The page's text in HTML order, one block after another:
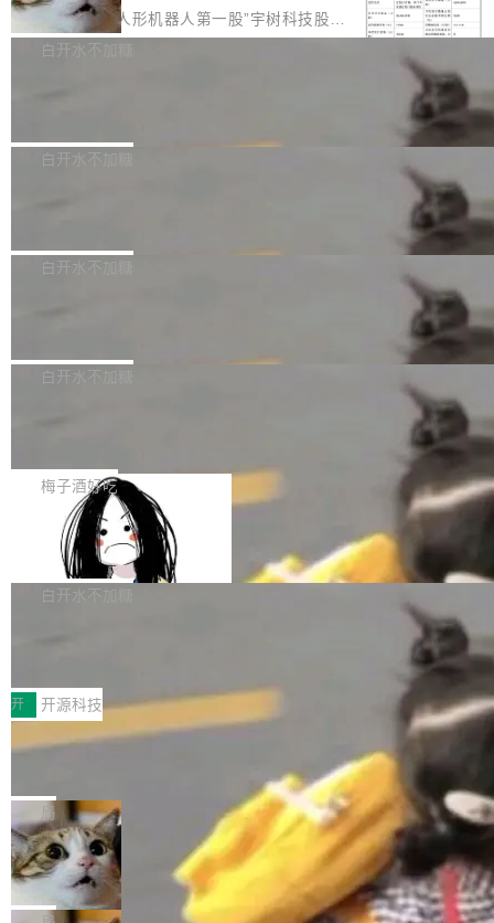
agent 有本质区别。大多数 agent harness 的设
计是基于早期模型的能力—...
细致的一份规则。 政策的核心只有一句话：LLM
可以用来分析、提炼、审阅、建议，但不能用来
不得生成涉及安全性的关键变更，除非作者本身
ek 获配 93.3 万股，锁定 36 个月
8月6日晚间，“人形机器人第一股”宇树科技股份
有限公司披露IPO发行价格及战略配售结果，杭
36个月。 公告显示，本次宇树科技战略配售对
员工参与设立的专项资产管理计划。其中，Dee
获配9...
白开水不加糖
Bug fixes and enhancements 修复多次传递同
一个回归问题，该问题导致拉取镜像时会拒绝包
题，该问题可能导致在旧版 Linux 内核...
白开水不加糖
e 孵化器项目管理委员会（IPMC）投票中获得
P）！这一里程碑不仅标志着 Fluss 迈入新的发
白开水不加糖
长期停止内容更新，未能实现其作为“AI版维基百
提交的编辑请求也长期处于待处理状态。 Groki
pedia 于去年底上线，定位为由人工智能生成内
容的百科平台，被马斯克视为传统众包百科网站
维基百科的替代方案。Lawfare 调查发现，无论
热门页面还是低关注度页面，均未出现近期更
白开水不加糖
是这样的：配 MessageSource 的 Bean、写 R
eloadableResourceBundleMessageSource、
声明 LocaleResolver、注册 LocaleChangeInt
erceptor…五六步之后才能看到第一行翻译文
本。 Solon 换了个方式。整个 i18n 模块围绕三
梅子酒好吃
Apache Doris 4.1 全面增强 Iceberg：
支持 UPDATE、MERGE INTO 与 Iceb
erg V3
Apache Doris 4.1 要补齐的，正是缺失的那一
半。在已有查询能力的基础上，Doris 进一步支
常维护操作，并完整支持 Iceberg V3 格式。
白开水不加糖
村国家自主创新示范区会议中心开幕。本届大会
由中关村智联软件服务业质量创新联盟主办，以
“智构可信·质创未来——AI原生时代的质量新范
式”为主题，直面AI从实验室走向规模化产业落地
的核心质量命题。会上，《2026智能研发生产力
工具选型手册》发布，Testin云测的Testin XAge
nt智能测试系统入选AI测试领域代表产品。对CI
O而言，这提示了一个转变：AI测试正在从效率
工具升级为企业的质量基础设施。 CIO面对的新
开 开源科技
让非法状态不可表示：一篇关于 ADT
有一种东西，一旦用过就回不去了。Alex Fedos
eev 管它叫"软件设计的基石"。 他说的东西不新
鲜——代数数据类型（ADT），尤其是和类型
（sum type）。但他说清楚了一件事：这不是类
型系统的学术体操，是日常编码的思维方式。 文
章从一个简单的例子切入。一个网站的深色主题
局
Cloudflare 开源内部企业 AI 平台 Clou
dflare OS
Cloudflare 发布了一个开源项目 Cloudflare O
S。如果你只看官方博客，你会觉得这是又一